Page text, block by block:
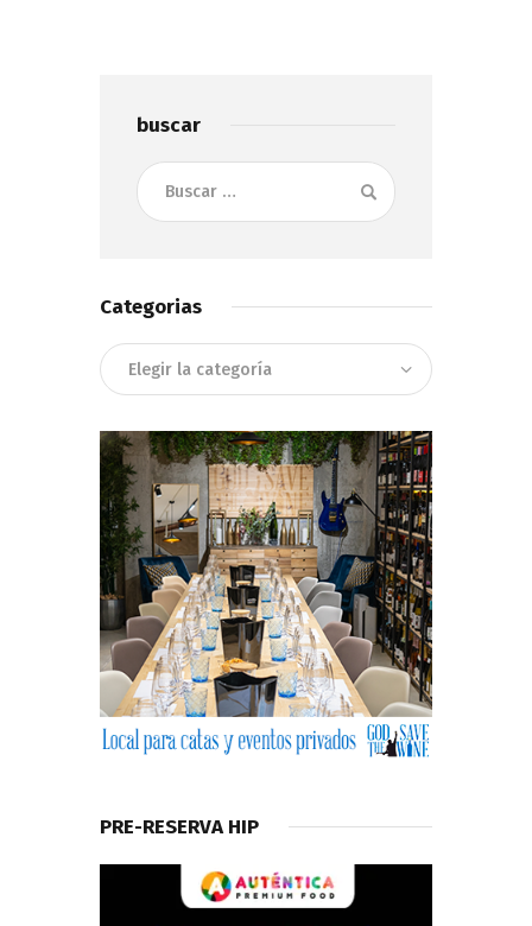
buscar
Buscar:
Categorias
Categorias
PRE-RESERVA HIP